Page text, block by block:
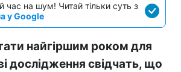
час на шум! Читай тільки суть з
у Google
найгіршим роком для
дослідження свідчать, що